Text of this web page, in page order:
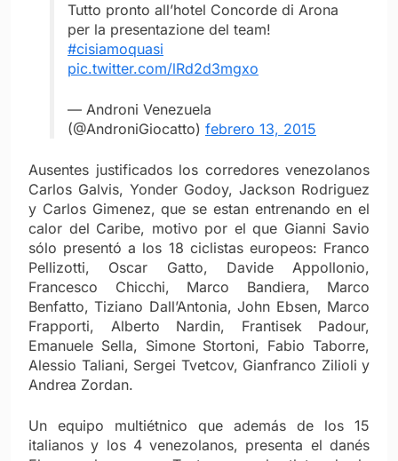
Tutto pronto all’hotel Concorde di Arona
per la presentazione del team!
#cisiamoquasi
pic.twitter.com/lRd2d3mgxo
— Androni Venezuela
(@AndroniGiocatto) febrero 13, 2015
Ausentes justificados los corredores venezolanos
Carlos Galvis, Yonder Godoy, Jackson Rodriguez
y Carlos Gimenez, que se estan entrenando en el
calor del Caribe, motivo por el que Gianni Savio
sólo presentó a los 18 ciclistas europeos: Franco
Pellizotti, Oscar Gatto, Davide Appollonio,
Francesco Chicchi, Marco Bandiera, Marco
Benfatto, Tiziano Dall’Antonia, John Ebsen, Marco
Frapporti, Alberto Nardin, Frantisek Padour,
Emanuele Sella, Simone Stortoni, Fabio Taborre,
Alessio Taliani, Sergei Tvetcov, Gianfranco Zilioli y
Andrea Zordan.
Un equipo multiétnico que además de los 15
italianos y los 4 venezolanos, presenta el danés